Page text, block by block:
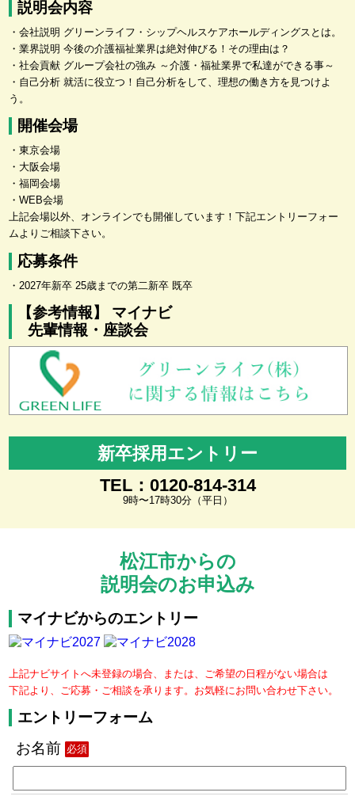
説明会内容
・会社説明 グリーンライフ・シップヘルスケアホールディングスとは。
・業界説明 今後の介護福祉業界は絶対伸びる！その理由は？
・社会貢献 グループ会社の強み ～介護・福祉業界で私達ができる事～
・自己分析 就活に役立つ！自己分析をして、理想の働き方を見つけよ
う。
開催会場
・東京会場
・大阪会場
・福岡会場
・WEB会場
上記会場以外、オンラインでも開催しています！下記エントリーフォー
ムよりご相談下さい。
応募条件
・2027年新卒 25歳までの第二新卒 既卒
【参考情報】 マイナビ
先輩情報・座談会
新卒採用エントリー
TEL：0120-814-314
9時〜17時30分（平日）
松江市からの
説明会のお申込み
マイナビからのエントリー
上記ナビサイトへ未登録の場合、または、ご希望の日程がない場合は
下記より、ご応募・ご相談を承ります。お気軽にお問い合わせ下さい。
エントリーフォーム
お名前 必須